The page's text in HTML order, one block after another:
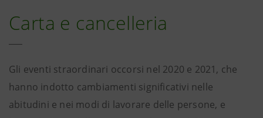
Carta e cancelleria
Gli eventi straordinari occorsi nel 2020 e 2021, che
hanno indotto cambiamenti significativi nelle
abitudini e nei modi di lavorare delle persone, e